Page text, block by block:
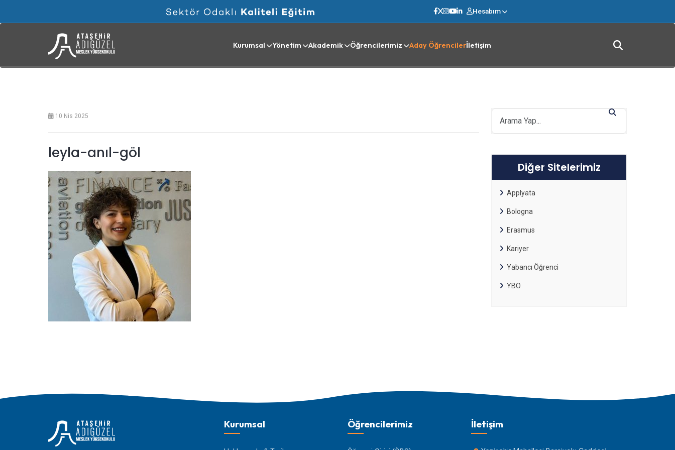
Hesabım
Kurumsal Yönetim Akademik Öğrencilerimiz Aday Öğrencilerİletişim
10 Nis 2025
leyla-anıl-göl
Diğer Sitelerimiz
Applyata
Bologna
Erasmus
Kariyer
Yabancı Öğrenci
YBO
Kurumsal Öğrencilerimiz İletişim